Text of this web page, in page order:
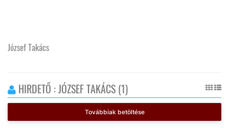
József Takács
HIRDETŐ : JÓZSEF TAKÁCS (1)
Továbbiak betöltése